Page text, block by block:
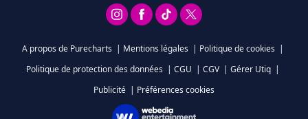
A propos de Purecharts | Mentions légales | Politique de cookies |
Politique de protection des données | CGU | CGV | Gérer Utiq |
Publicité | Préférences cookies